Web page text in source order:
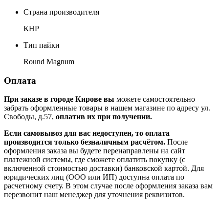
Страна производителя
КНР
Тип пайки
Round Magnum
Оплата
При заказе в городе Кирове вы можете самостоятельно
забрать оформленные товары в нашем магазине по адресу ул.
Свободы, д.57, оплатив их при получении.
Если самовывоз для вас недоступен, то оплата
производится только безналичным расчётом. После
оформления заказа вы будете перенаправлены на сайт
платежной системы, где сможете оплатить покупку (с
включенной стоимостью доставки) банковской картой. Для
юридических лиц (ООО или ИП) доступна оплата по
расчетному счету. В этом случае после оформления заказа вам
перезвонит наш менеджер для уточнения реквизитов.